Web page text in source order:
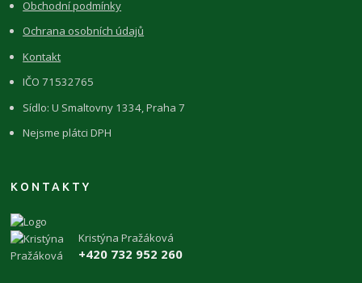
Obchodní podmínky
Ochrana osobních údajů
Kontakt
IČO 71532765
Sídlo: U Smaltovny 1334, Praha 7
Nejsme plátci DPH
KONTAKTY
Kristýna Pražáková
+420 732 952 260